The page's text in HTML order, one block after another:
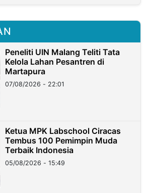
Peneliti UIN Malang Teliti Tata
Kelola Lahan Pesantren di
Martapura
07/08/2026 - 22:01
Ketua MPK Labschool Ciracas
Tembus 100 Pemimpin Muda
Terbaik Indonesia
05/08/2026 - 15:49